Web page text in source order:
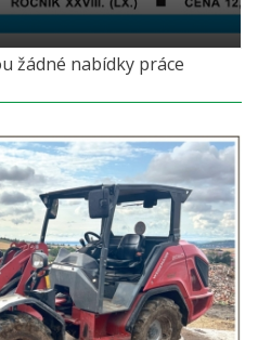
žádné nabídky práce